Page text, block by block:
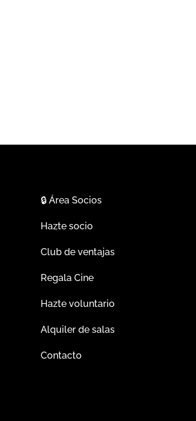
🔒Área Socios
Hazte socio
Club de ventajas
Regala Cine
Hazte voluntario
Alquiler de salas
Contacto